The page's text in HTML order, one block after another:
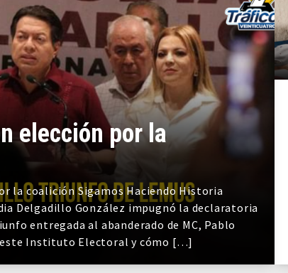
elección por la
la coalición Sigamos Haciendo Historia
Delgadillo González impugnó la declaratoria
entregada al abanderado de MC, Pablo
este Instituto Electoral y cómo […]